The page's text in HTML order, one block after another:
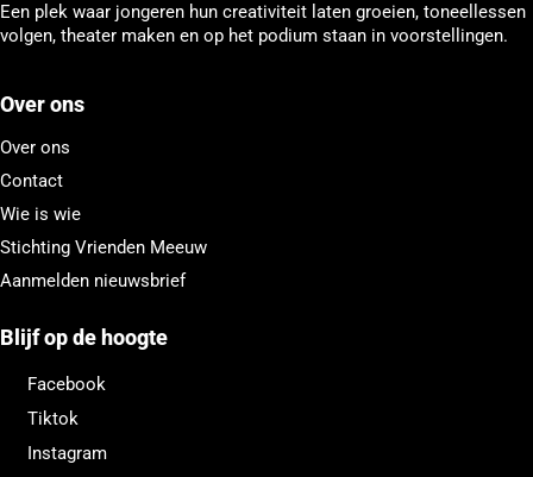
Een plek waar jongeren hun creativiteit laten groeien, toneellessen
volgen, theater maken en op het podium staan in voorstellingen.
Over ons
Over ons
Contact
Wie is wie
Stichting Vrienden Meeuw
Aanmelden nieuwsbrief
Blijf op de hoogte
Facebook
Tiktok
Instagram